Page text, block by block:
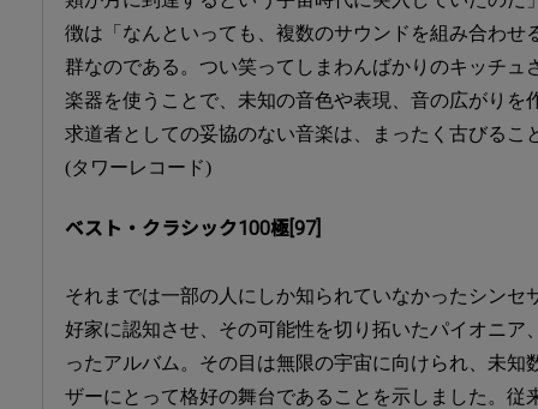
徴は「なんといっても、複数のサウンドを組み合わせ
群なのである。つい笑ってしまわんばかりのキッチュ
楽器を使うことで、未知の音色や表現、音の広がりを
求道者としての妥協のない音楽は、まったく古びるこ
(タワーレコード)
ベスト・クラシック100極[97]
それまでは一部の人にしか知られていなかったシンセ
好家に認知させ、その可能性を切り拓いたパイオニア
ったアルバム。その目は無限の宇宙に向けられ、未知
ザーにとって格好の舞台であることを示しました。従